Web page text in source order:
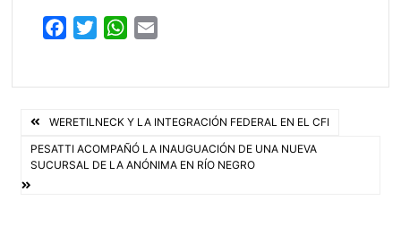
b
o
o
t
e
r
W
s
A
p
l
Navegación
de
entradas
WERETILNECK Y LA INTEGRACIÓN FEDERAL EN EL CFI
PESATTI ACOMPAÑÓ LA INAUGUACIÓN DE UNA NUEVA
SUCURSAL DE LA ANÓNIMA EN RÍO NEGRO